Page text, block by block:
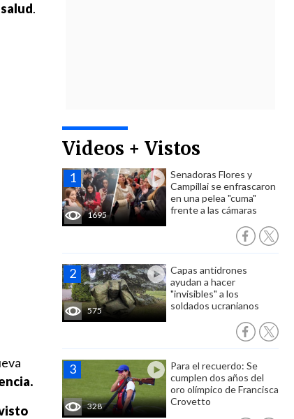
Videos + Vistos
1695
Senadoras Flores y
Campillai se enfrascaron
en una pelea "cuma"
frente a las cámaras
575
Capas antidrones
ayudan a hacer
"invisibles" a los
soldados ucranianos
328
Para el recuerdo: Se
cumplen dos años del
oro olímpico de Francisca
Crovetto
.